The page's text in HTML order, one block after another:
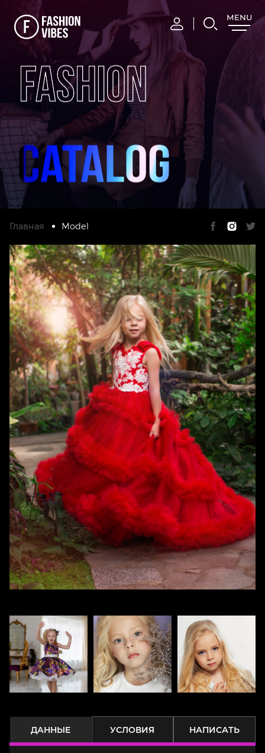
MENU
CLOSE
FASHION
Главная Model
ДАННЫЕ УСЛОВИЯ НАПИСАТЬ